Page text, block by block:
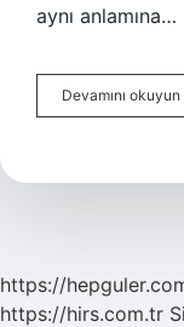
aynı anlamına…
Devamını okuyun
https://
https://hirs.com.tr